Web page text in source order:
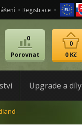
Registrace
Porovnat
0
0 Kč
0
Upgrade a díly